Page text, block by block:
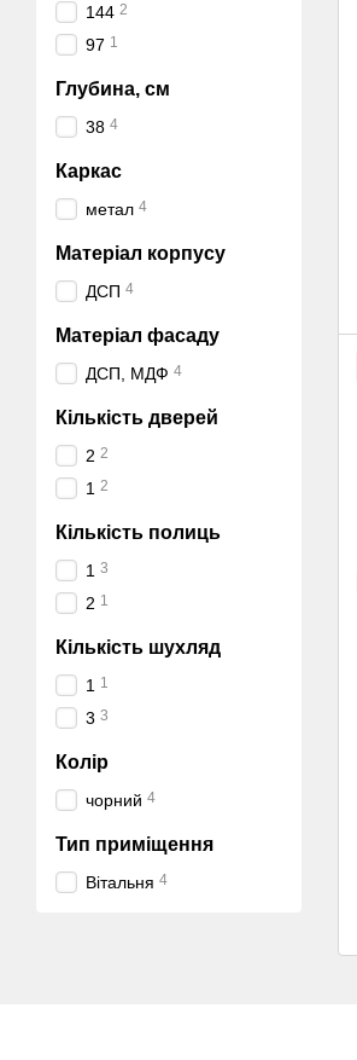
144 2
97 1
Глубина, см
38 4
Каркас
метал 4
Матеріал корпусу
ДСП 4
Матеріал фасаду
ДСП, МДФ 4
Кількість дверей
2 2
1 2
Кількість полиць
1 3
2 1
Кількість шухляд
1 1
3 3
Колір
чорний 4
Тип приміщення
Вітальня 4